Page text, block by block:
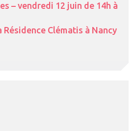
– vendredi 12 juin de 14h à
Résidence Clématis à Nancy